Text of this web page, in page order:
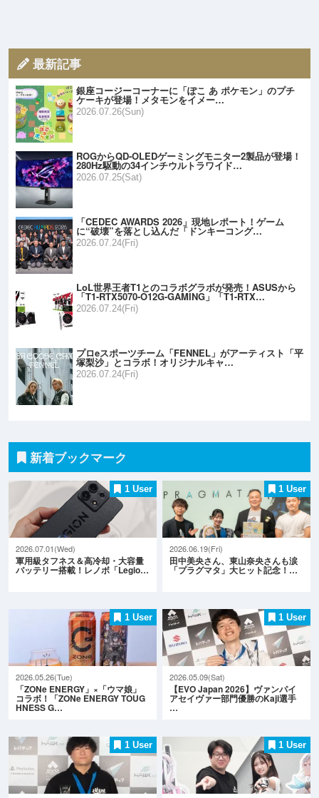
最新記事
銀座コージーコーナーに「ぽこ あ ポケモン」のプチ
ケーキが登場！メタモンをイメー…
2026.07.26(Sun)
ROGからQD-OLEDゲーミングモニター2製品が登場！
280Hz駆動の34インチウルトラワイド…
2026.07.25(Sat)
「CEDEC AWARDS 2026」現地レポート！ゲーム
に“破壊”を落とし込んだ「ドンキーコング…
2026.07.24(Fri)
LoL世界王者T1とのコラボグラボが発売！ASUSから
「T1-RTX5070-O12G-GAMING」「T1-RTX…
2026.07.24(Fri)
プロeスポーツチーム「FENNEL」がアーティスト「平
塚梨沙」とコラボ！オリジナルキャ…
2026.07.24(Fri)
新着ブックマーク
1 User
2026.07.01(Wed)
軍用級タフネス＆高冷却・大容量
バッテリー搭載！レノボ「Legio…
1 User
2026.06.19(Fri)
田中美央さん、東山奈央さんも涙
「プラグマタ」大ヒット記念！…
1 User
2026.05.26(Tue)
「ZONe ENERGY」×「ウマ娘」
コラボ！「ZONe ENERGY TOUG
HNESS G…
1 User
2026.05.09(Sat)
【EVO Japan 2026】ヴァンパイ
アセイヴァー部門優勝のKaji選手
…
1 User 1 User